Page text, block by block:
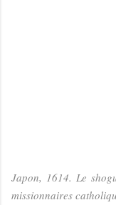
Japon, 1614. Le
missionnaires